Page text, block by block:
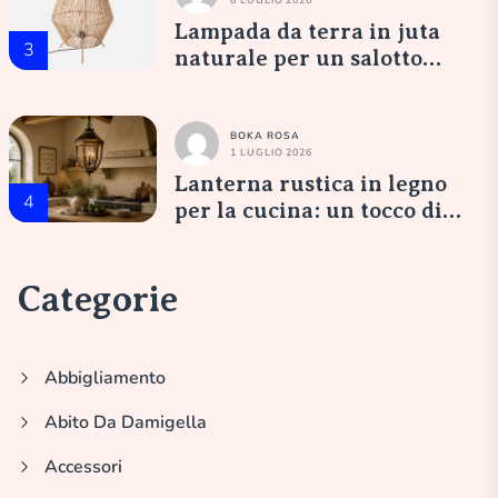
3
Lampada da terra in juta
naturale per un salotto
4
BOKA ROSA
1 LUGLIO 2026
Lanterna rustica in legno
per la cucina: un tocco di
Categorie
Abbigliamento
Abito Da Damigella
Accessori